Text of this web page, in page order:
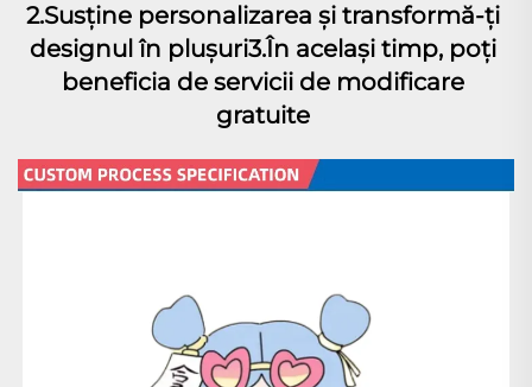
2.Susține personalizarea și transformă-ți
designul în plușuri3.În același timp, poți
beneficia de servicii de modificare
gratuite